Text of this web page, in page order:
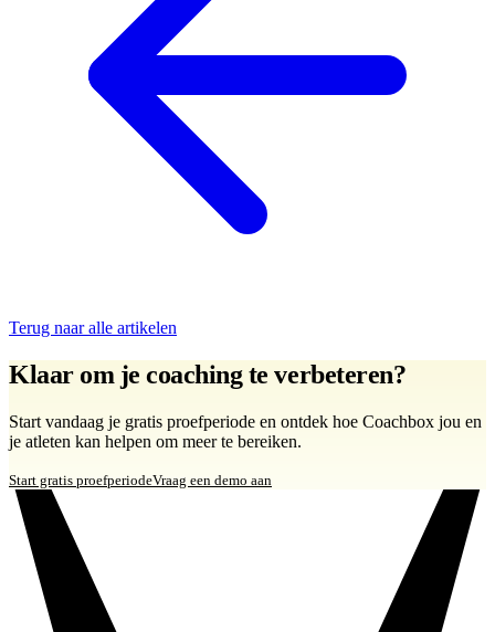
Terug naar alle artikelen
Klaar om je coaching te verbeteren?
Start vandaag je gratis proefperiode en ontdek hoe Coachbox jou en
je atleten kan helpen om meer te bereiken.
Start gratis proefperiodeVraag een demo aan